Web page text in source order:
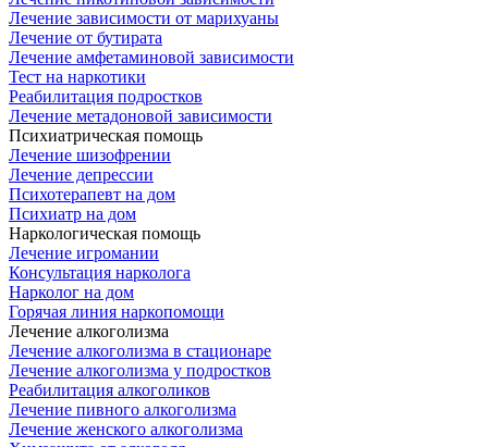
Лечение зависимости от марихуаны
Лечение от бутирата
Лечение амфетаминовой зависимости
Тест на наркотики
Реабилитация подростков
Лечение метадоновой зависимости
Психиатрическая помощь
Лечение шизофрении
Лечение депрессии
Психотерапевт на дом
Психиатр на дом
Наркологическая помощь
Лечение игромании
Консультация нарколога
Нарколог на дом
Горячая линия наркопомощи
Лечение алкоголизма
Лечение алкоголизма в стационаре
Лечение алкоголизма у подростков
Реабилитация алкоголиков
Лечение пивного алкоголизма
Лечение женского алкоголизма